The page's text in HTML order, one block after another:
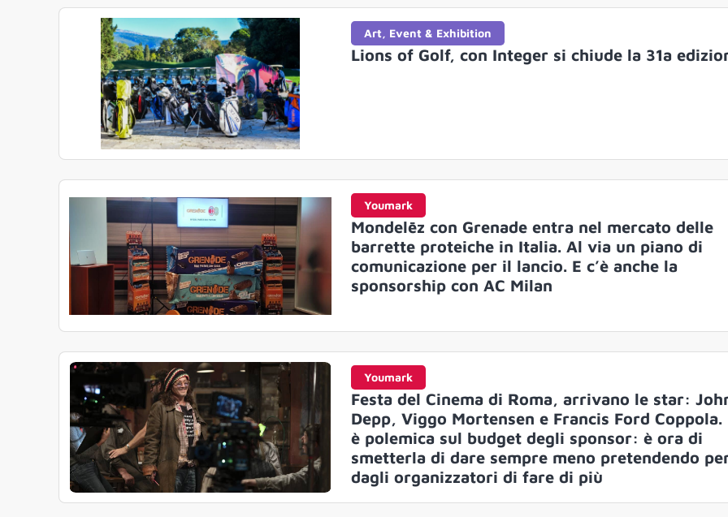
Art, Event & Exhibition
Lions of Golf, con Integer si chiude la 31a
Youmark
Mondelēz con Grenade entra nel mercato delle
barrette proteiche in Italia. Al via un piano di
comunicazione per il lancio. E c’è anche la
sponsorship con AC Milan
Youmark
Festa del Cinema di Roma, arrivano le star:
Depp, Viggo Mortensen e Francis Ford Coppola.
è polemica sul budget degli sponsor: è ora di
smetterla di dare sempre meno pretendendo
dagli organizzatori di fare di più